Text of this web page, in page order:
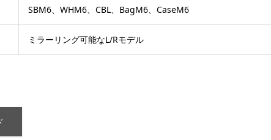
SBM6、WHM6、CBL、BagM6、CaseM6
ミラーリング可能なL/Rモデル